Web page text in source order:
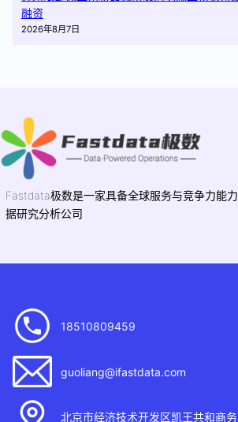
融资
2026年8月7日
Fastdata极数是一家具备全球服务与竞争力能
据研究分析公司
18510809459
guoliang@ifastdata.com
北京市经济技术开发区凯王共和商